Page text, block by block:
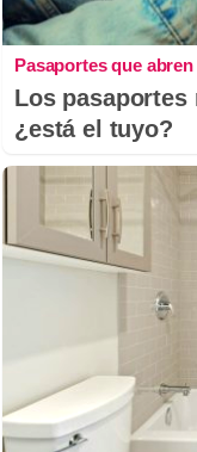
Pasaportes que
Los pasaportes
¿está el tuyo?